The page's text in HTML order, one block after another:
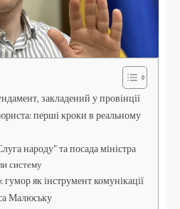
закладений у провінції
перші кроки в реальному
народу” та посада міністра
систему
як інструмент комунікації
Малюську